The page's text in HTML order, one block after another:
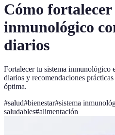
Cómo
inmunológico
diarios
Fortalecer tu sistema inmunológico
diarios y recomendaciones
óptima.
#salud#bienestar#sistema
saludables#alimentación